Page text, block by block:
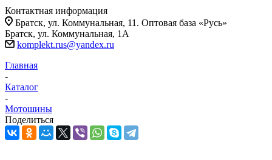
Контактная информация
Братск, ул. Коммунальная, 11. Оптовая база «Русь»
Братск, ул. Коммунальная, 1А
komplekt.rus@yandex.ru
Главная
-
Каталог
-
Мотошины
Поделиться